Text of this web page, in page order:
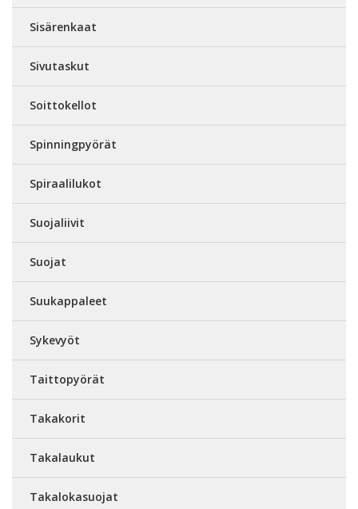
Sisärenkaat
Sivutaskut
Soittokellot
Spinningpyörät
Spiraalilukot
Suojaliivit
Suojat
Suukappaleet
Sykevyöt
Taittopyörät
Takakorit
Takalaukut
Takalokasuojat